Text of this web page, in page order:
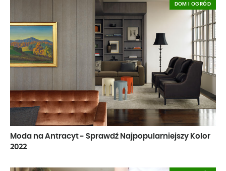
Moda na Antracyt - Sprawdź Najpopularniejszy Kolor
2022
DOM I OGRÓD